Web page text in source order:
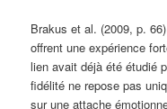
Brakus et al. (2009, p.
offrent une expérience
lien avait déjà été étudié
fidélité ne repose pas
sur une attache